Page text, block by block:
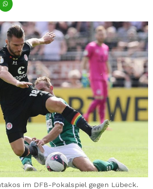
im DFB-Pokalspiel gegen Lübeck.